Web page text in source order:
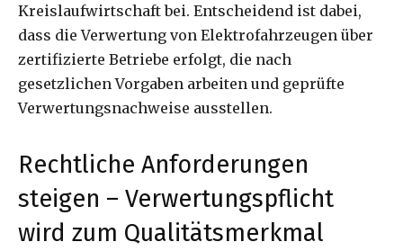
Kreislaufwirtschaft bei. Entscheidend ist dabei,
dass die Verwertung von Elektrofahrzeugen über
zertifizierte Betriebe erfolgt, die nach
gesetzlichen Vorgaben arbeiten und geprüfte
Verwertungsnachweise ausstellen.
Rechtliche Anforderungen
steigen – Verwertungspflicht
wird zum Qualitätsmerkmal